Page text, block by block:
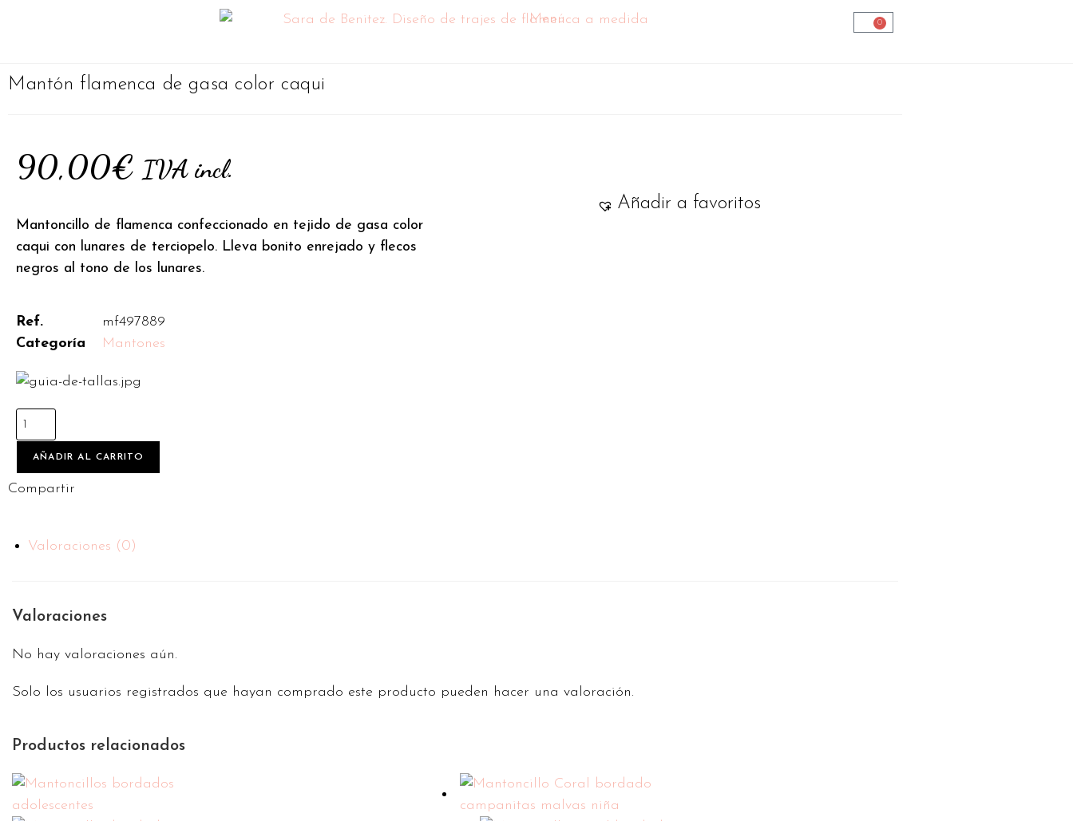
Menú 0
Mantón flamenca de gasa color caqui
90,00€ IVA incl.
Mantoncillo de flamenca confeccionado en tejido de gasa color
caqui con lunares de terciopelo. Lleva bonito enrejado y flecos
negros al tono de los lunares.
Ref.
mf497889
Categoría
Mantones
AÑADIR AL CARRITO
Añadir a favoritos
Compartir
Valoraciones (0)
Valoraciones
No hay valoraciones aún.
Solo los usuarios registrados que hayan comprado este producto pueden hacer una valoración.
Productos relacionados